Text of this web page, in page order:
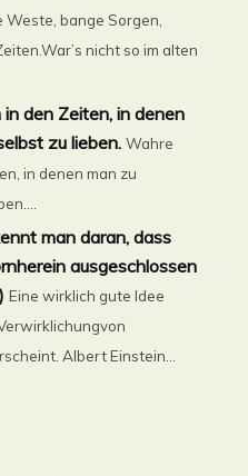
bange Sorgen,
nicht so im alten
den Zeiten, in denen
zu lieben. Wahre
in denen man zu
man daran, dass
ausgeschlossen
Eine wirklich gute Idee
Albert Einstein...